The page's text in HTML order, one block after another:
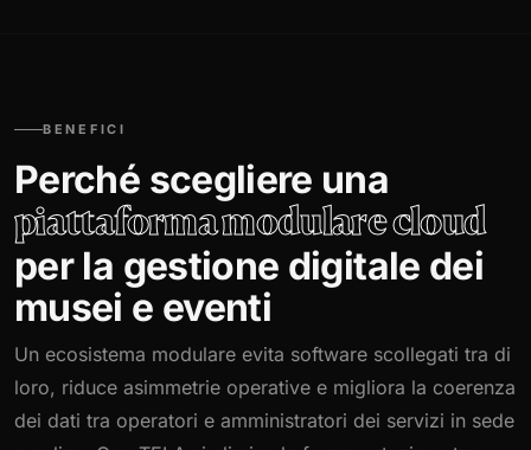
BENEFICI
Perché scegliere una
piattaforma modulare cloud
per la gestione digitale dei
musei e eventi
Un ecosistema modulare evita software scollegati tra di
loro, riduce asimmetrie operative e migliora la coerenza
dei dati tra operatori e amministratori dei servizi in sede